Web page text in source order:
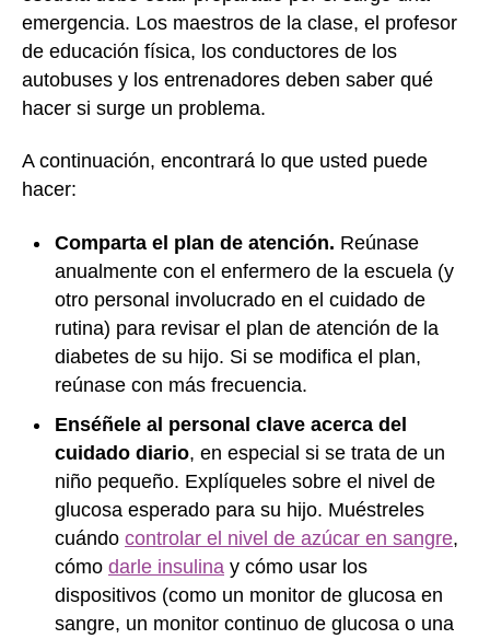
emergencia. Los maestros de la clase, el profesor
de educación física, los conductores de los
autobuses y los entrenadores deben saber qué
hacer si surge un problema.
A continuación, encontrará lo que usted puede
hacer:
Comparta el plan de atención. Reúnase
anualmente con el enfermero de la escuela (y
otro personal involucrado en el cuidado de
rutina) para revisar el plan de atención de la
diabetes de su hijo. Si se modifica el plan,
reúnase con más frecuencia.
Enséñele al personal clave acerca del
cuidado diario, en especial si se trata de un
niño pequeño. Explíqueles sobre el nivel de
glucosa esperado para su hijo. Muéstreles
cuándo controlar el nivel de azúcar en sangre,
cómo darle insulina y cómo usar los
dispositivos (como un monitor de glucosa en
sangre, un monitor continuo de glucosa o una